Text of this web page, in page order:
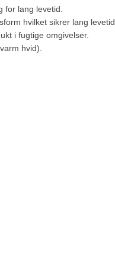
for lang levetid.
hvilket sikrer lang levetid.
i fugtige omgivelser.
hvid).